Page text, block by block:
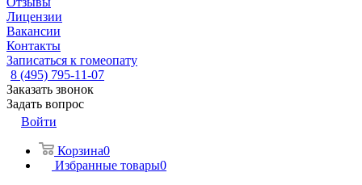
Лицензии
Вакансии
Контакты
Записаться к гомеопату
8 (495) 795-11-07
Заказать звонок
Задать вопрос
Войти
Корзина0
Избранные товары0